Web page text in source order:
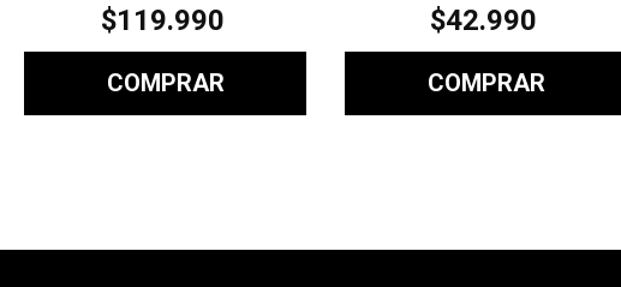
$119.990
COMPRAR
$42.990
COMPRAR